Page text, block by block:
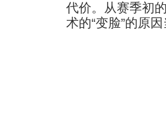
代价。从赛季初
术的“变脸”的原